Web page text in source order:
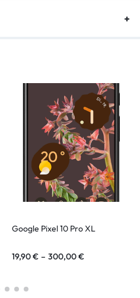
Google Pixel 10 Pro XL
19,90€ – 300,00€